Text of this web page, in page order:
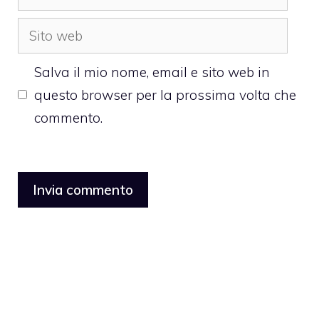
Sito
web
Salva il mio nome, email e sito web in
questo browser per la prossima volta che
commento.